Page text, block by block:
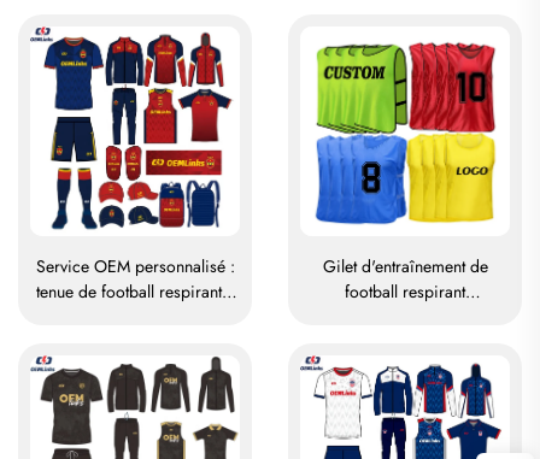
d'entraînement pour le
football
pour les jambes, protège-
tibias pour football et soccer
Service OEM personnalisé :
tenue de football respirante,
football, uniformes de
football, maillots de football
sublimés
Gilet d'entraînement de
football respirant
de football en polyester, gilet
d'entraînement en maille
pour le football, gilets de
football